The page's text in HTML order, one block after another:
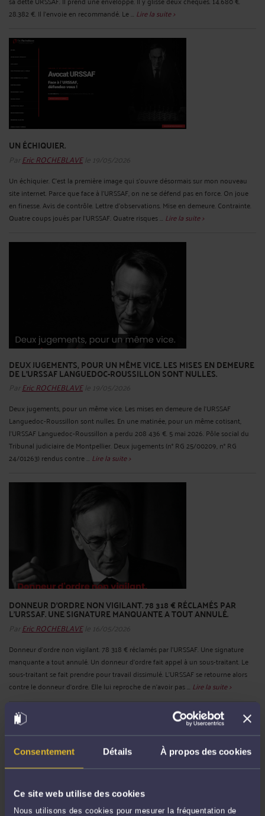
Consentement Détails À propos des cookies
Ce site web utilise des cookies
Nous utilisons des cookies pour mesurer la fréquentation de
28.382 €. Il l'envoie en recommandé. Le ... Lire la suite >
UN ÉCHIQUIER.
Par Eric ROCHEBLAVEle 19/05/2026
Un échiquier. C'est la première image qui s'ouvre désormais sur mon nouveau
site internet. Parce que face à l'URSSAF, on ne se défend pas en force. On joue
en finesse. Avis de contrôle. Lettre d'observations. Mise en demeure. Contrainte.
Quatre coups joués par l'URSSAF. Quatre risques ... Lire la suite >
DEUX JUGEMENTS, POUR UN MÊME VICE. LES MISES EN DEMEURE
DE L'URSSAF LANGUEDOC-ROUSSILLON SONT NULLES.
Par Eric ROCHEBLAVEle 19/05/2026
Deux jugements, pour un même vice. Les mises en demeure de l'URSSAF
Languedoc-Roussillon sont nulles. En une matinée, pour un même cotisant,
l'URSSAF Languedoc-Roussillon a perdu 208 436 €. 5 mai 2026. Pôle social du
Tribunal judiciaire de Montpellier. Deux jugements (n° RG 25/00209, n° RG
24/01263) rendus contre ... Lire la suite >
DONNEUR D'ORDRE NON VIGILANT. 78 318 € RÉCLAMÉS PAR
L'URSSAF. UNE SIGNATURE MANQUANTE A TOUT ANNULÉ.
Par Eric ROCHEBLAVEle 16/05/2026
Donneur d'ordre non vigilant. 78 318 € réclamés par l'URSSAF. Une signature
manquante a tout annulé. Un donneur d'ordre fait appel à un sous-traitant. Le
sous-traitant se fait prendre pour travail dissimulé. L'URSSAF se retourne alors
contre le donneur d'ordre. Elle lui reproche de n'avoir pas ... Lire la suite >